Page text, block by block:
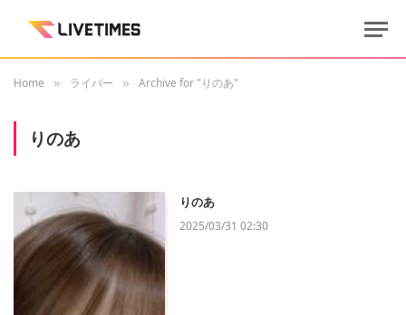
Home » ライバー » Archive for "りのあ"
りのあ
りのあ
2025/03/31 02:30